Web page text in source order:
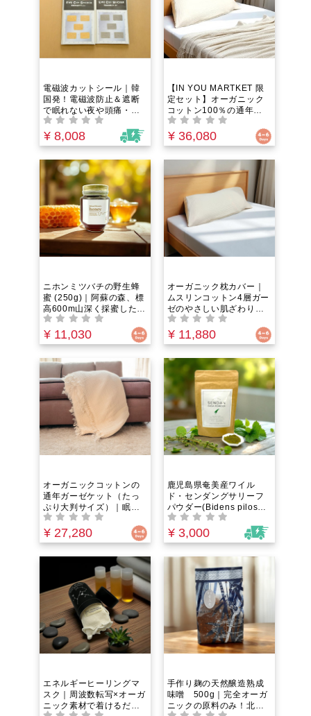
電磁波カットシール｜韓
国発！電磁波防止＆遮断
で眠れない夜や頭痛・ビ
リビリ対策に。スマホや
PCに貼るだけの簡単ステ
ッカー（目立たなくてお
¥ 8,008
【IN YOU MARTKET 限
定セット】オーガニック
コットン100％の通年ガ
ーゼケットと枕カバーの
セット
¥ 36,080
ニホンミツバチの野生蜂
蜜 (250g)｜阿蘇の森、標
高600m山深く採蜜した希
少な百花蜜。ダニ駆除
剤・薬剤不使用の澄んだ
果実のような甘み。数量
¥ 11,030
オーガニック枕カバー｜
ムスリンコットン4層ガー
ゼのやさしい肌ざわり
が、寝汗とこもる熱をす
っと逃がし、頭皮を心地
よく解放。洗うたびにふ
気に入りの眠りのお供
に。ムレを防ぎ、さらり
となめらかな触感で、眠
りの質をやさしく底上げ
してくれるピローケー
ス。
¥ 11,880
オーガニックコットンの
通年ガーゼケット（たっ
ぷり大判サイズ）｜眠り
を誘う一枚。寝汗も熱も
すっと逃がしムレにく
い。4層の空気をまとう心
洗うほど柔らく、四季を
通して寄り添うガーゼケ
ット
¥ 27,280
鹿児島県奄美産ワイル
ド・センダングサリーフ
パウダー(Bidens pilosa)
| 60g｜完全自然農法＆手
摘み｜生命力あふれるス
ーパーフード｜腸活・
ルギー・血糖・エイジン
グが気になる全ての現代
¥ 3,000
エネルギーヒーリングマ
スク｜周波数転写×オーガ
ニック素材で着けるだけ
手作り麹の天然醸造熟成
味噌 500g｜完全オーガ
ニックの原料のみ！北海